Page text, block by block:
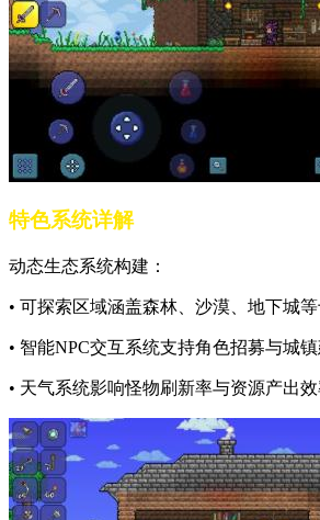
特色系统详解
动态生态系统构建：
• 可探索区域涵盖森林、沙漠、地下城
• 智能NPC交互系统支持角色招募与城
• 天气系统影响怪物刷新率与资源产出